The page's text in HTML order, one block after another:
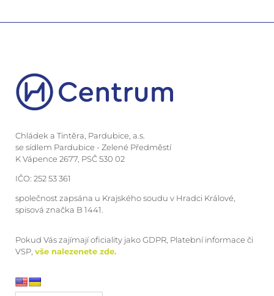
Chládek a Tintěra, Pardubice, a.s.
se sídlem Pardubice - Zelené Předměstí
K Vápence 2677, PSČ 530 02
IČO: 252 53 361
společnost zapsána u Krajského soudu v Hradci Králové,
spisová značka B 1441.
Pokud Vás zajímají oficiality jako GDPR, Platební informace či
VSP, vše nalezenete zde.